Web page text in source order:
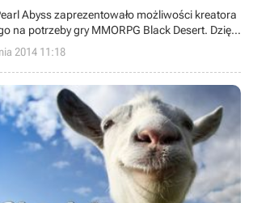
Abyss zaprezentowało możliwości kreatora
na potrzeby gry MMORPG Black Desert. Dzięki
tworzyć wyjątkowych bohaterów, gdyż
pozwolą na modyfikowanie niemal każdej
2014 11:18